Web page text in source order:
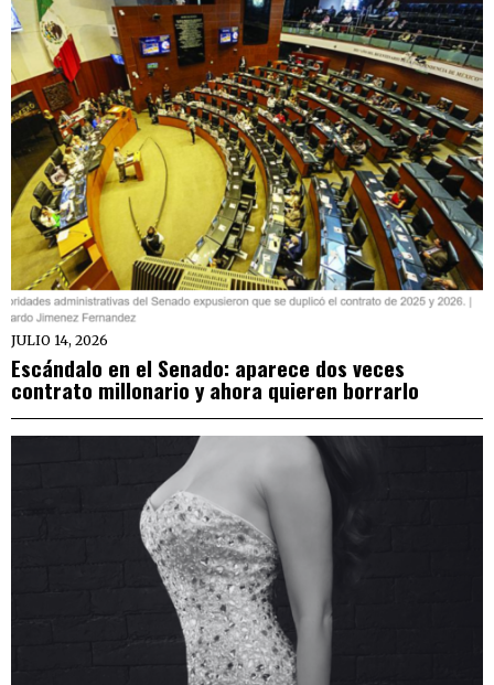
JULIO 14, 2026
Escándalo en el Senado: aparece dos veces
contrato millonario y ahora quieren borrarlo